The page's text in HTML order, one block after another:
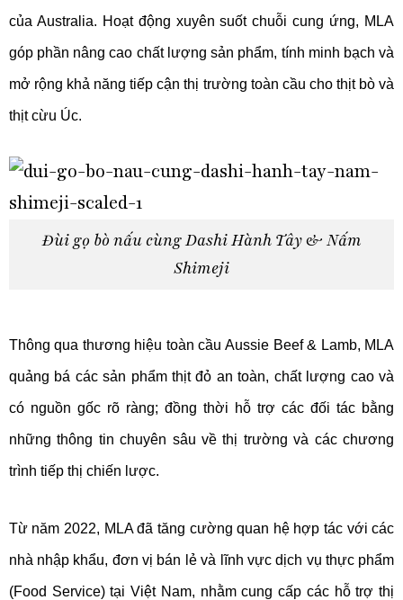
của Australia. Hoạt động xuyên suốt chuỗi cung ứng, MLA
góp phần nâng cao chất lượng sản phẩm, tính minh bạch và
mở rộng khả năng tiếp cận thị trường toàn cầu cho thịt bò và
thịt cừu Úc.
Đùi gọ bò nấu cùng Dashi Hành Tây & Nấm
Shimeji
Thông qua thương hiệu toàn cầu Aussie Beef & Lamb, MLA
quảng bá các sản phẩm thịt đỏ an toàn, chất lượng cao và
có nguồn gốc rõ ràng; đồng thời hỗ trợ các đối tác bằng
những thông tin chuyên sâu về thị trường và các chương
trình tiếp thị chiến lược.
Từ năm 2022, MLA đã tăng cường quan hệ hợp tác với các
nhà nhập khẩu, đơn vị bán lẻ và lĩnh vực dịch vụ thực phẩm
(Food Service) tại Việt Nam, nhằm cung cấp các hỗ trợ thị